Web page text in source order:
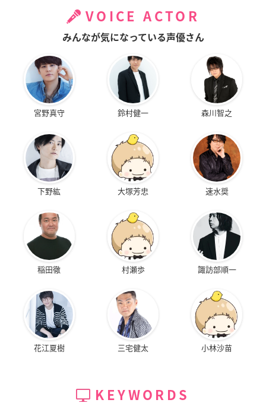
VOICE ACTOR
みんなが気になっている声優さん
宮野真守 鈴村健一 森川智之
下野紘 大塚芳忠 速水奨
稲田徹 村瀬歩 諏訪部順一
花江夏樹 三宅健太 小林沙苗
KEYWORDS